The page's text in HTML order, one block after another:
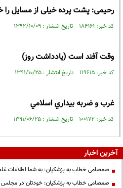
رحیمی: پشت پرده خیلی از مسایل
کد خبر: ۱۸۴۱۶۱ تاریخ انتشار : ۱۳۹۲/۱۰/۰۹
وقت آفند است (يادداشت روز)
کد خبر: ۱۱۹۶۱۵ تاریخ انتشار : ۱۳۹۱/۱۰/۲۵
غرب و ضربه بيداري اسلامي
کد خبر: ۱۰۰۱۷۲ تاریخ انتشار : ۱۳۹۱/۰۶/۲۵
آخرین اخبار
صمصامی خطاب به پزشکیان: به شما اطلاعات
صمصامی خطاب به پزشکیان: خودتان در مجلس